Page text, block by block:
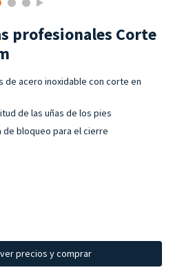
profesionales Corte
de acero inoxidable con corte en
de las uñas de los pies
bloqueo para el cierre
precios y comprar